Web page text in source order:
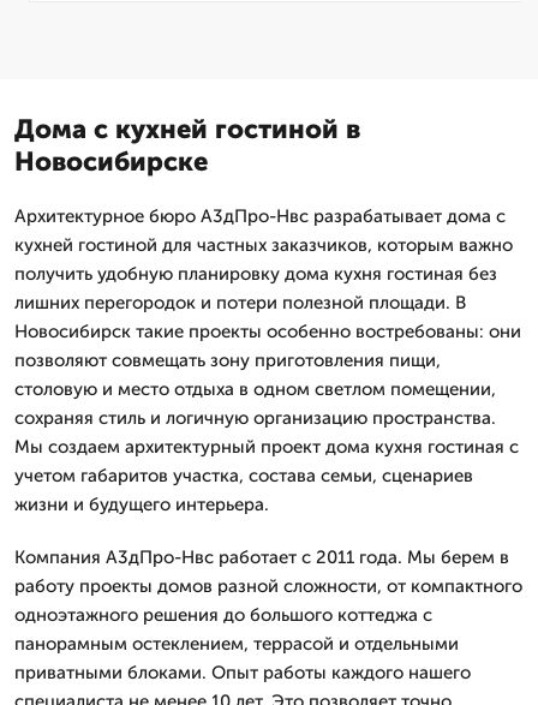
Дома с кухней гостиной в
Новосибирске
Архитектурное бюро А3дПро-Нвс разрабатывает дома с
кухней гостиной для частных заказчиков, которым важно
получить удобную планировку дома кухня гостиная без
лишних перегородок и потери полезной площади. В
Новосибирск такие проекты особенно востребованы: они
позволяют совмещать зону приготовления пищи,
столовую и место отдыха в одном светлом помещении,
сохраняя стиль и логичную организацию пространства.
Мы создаем архитектурный проект дома кухня гостиная с
учетом габаритов участка, состава семьи, сценариев
жизни и будущего интерьера.
Компания А3дПро-Нвс работает с 2011 года. Мы берем в
работу проекты домов разной сложности, от компактного
одноэтажного решения до большого коттеджа с
панорамным остеклением, террасой и отдельными
приватными блоками. Опыт работы каждого нашего